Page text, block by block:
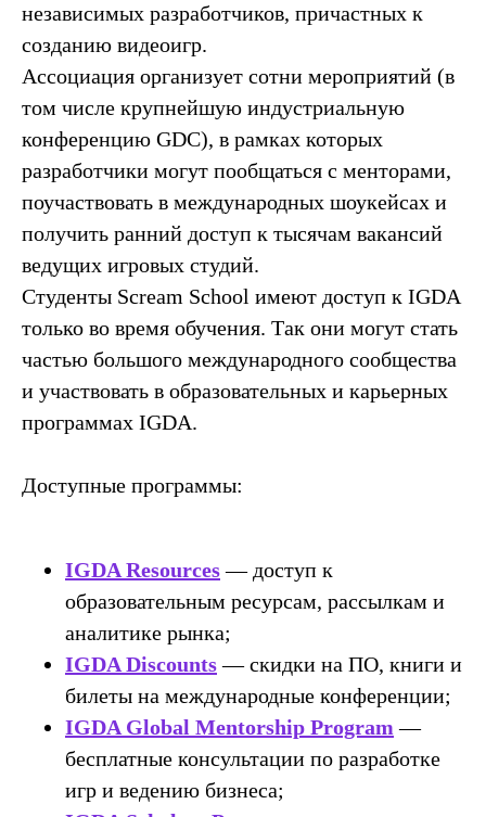
независимых разработчиков, причастных к
созданию видеоигр.
Ассоциация организует сотни мероприятий (в
том числе крупнейшую индустриальную
конференцию GDC), в рамках которых
разработчики могут пообщаться с менторами,
поучаствовать в международных шоукейсах и
получить ранний доступ к тысячам вакансий
ведущих игровых студий.
Cтуденты Scream School имеют доступ к IGDA
только во время обучения. Так они могут стать
частью большого международного сообщества
и участвовать в образовательных и карьерных
программах IGDA.
Доступные программы:
IGDA Resources— доступ к
образовательным ресурсам, рассылкам и
аналитике рынка;
IGDA Discounts— скидки на ПО, книги и
билеты на международные конференции;
IGDA Global Mentorship Program —
бесплатные консультации по разработке
игр и ведению бизнеса;